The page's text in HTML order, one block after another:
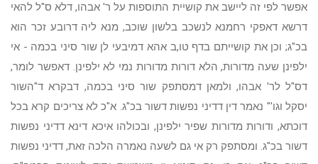
אפשר לפי זה ליישב את קושיית התוספות על ר' אבהו, דלא ס"ל להאי
דרשא דאפקי רחמנא לנשכב בלשון שוכב, מנא ליה דרובע זכר הוא
בכ"ג; וכן את קושייתם בדף טו,ב אהא דמיבעי לן שור סיני בכמה - אי
ילפינן שעה מדורות, הלא דורות מדורות נמי לא ילפינן. דאפשר לומר,
דס"ל לר' אבהו, ולמאן דמסתפק שור סיני בכמה, דבקרא ד"השור
יסקל וגו'" נאמר דין דדיני נפשות דשור בכ"ג. א"כ לא צריכים קרא בכל
דוכתא, ודורות מדורות שפיר ילפינן, ובכולהו איכא דינא דדיני נפשות
דשור בכ"ג. ומסתפק רק אי גם לשעה נאמרה הלכה זאת, דדיני נפשות